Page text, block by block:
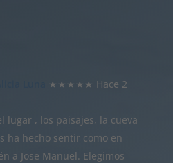
★★★★★ Hace 2
lugar , los paisajes, la cueva
ha hecho sentir como en
a Jose Manuel. Elegimos